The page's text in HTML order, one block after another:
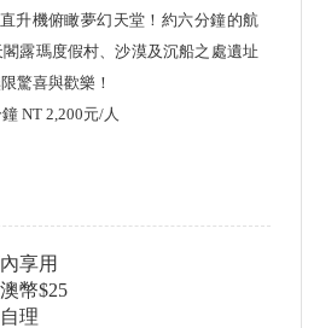
升機俯瞰夢幻天堂！約六分鐘的航
露瑪度假村、沙漠及沉船之處遺址
驚喜與歡樂！
NT 2,200元/人
享用
幣$25
理